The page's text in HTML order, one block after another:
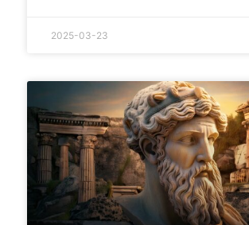
2025-03-23